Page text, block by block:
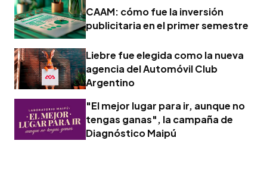
CAAM: cómo fue la inversión
publicitaria en el primer semestre
Liebre fue elegida como la nueva
agencia del Automóvil Club
Argentino
"El mejor lugar para ir, aunque no
tengas ganas", la campaña de
Diagnóstico Maipú